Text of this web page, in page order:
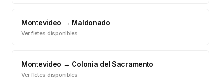
Montevideo → Maldonado
Ver fletes disponibles
Montevideo → Colonia del Sacramento
Ver fletes disponibles